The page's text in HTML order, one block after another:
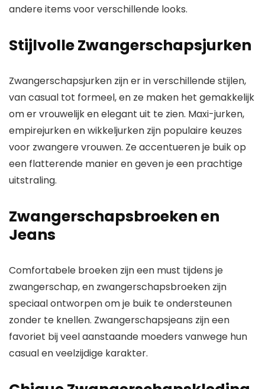
andere items voor verschillende looks.
Stijlvolle Zwangerschapsjurken
Zwangerschapsjurken zijn er in verschillende stijlen,
van casual tot formeel, en ze maken het gemakkelijk
om er vrouwelijk en elegant uit te zien. Maxi-jurken,
empirejurken en wikkeljurken zijn populaire keuzes
voor zwangere vrouwen. Ze accentueren je buik op
een flatterende manier en geven je een prachtige
uitstraling.
Zwangerschapsbroeken en
Jeans
Comfortabele broeken zijn een must tijdens je
zwangerschap, en zwangerschapsbroeken zijn
speciaal ontworpen om je buik te ondersteunen
zonder te knellen. Zwangerschapsjeans zijn een
favoriet bij veel aanstaande moeders vanwege hun
casual en veelzijdige karakter.